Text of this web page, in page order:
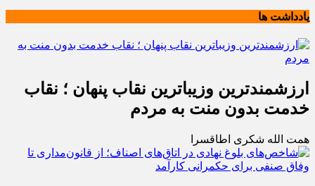
یادداشت ها
ارزشمندترین وزیباترین نقاب پنهان ؛ نقاب
خدمت بدون منت به مردم
همت الله شکری اطاقسرا